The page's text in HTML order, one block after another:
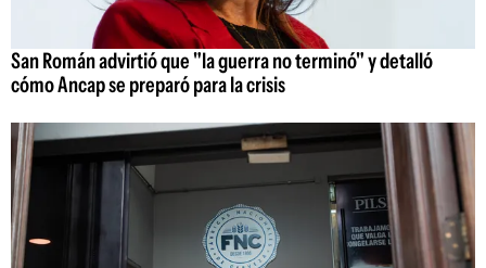
San Román advirtió que "la guerra no terminó" y detalló
cómo Ancap se preparó para la crisis